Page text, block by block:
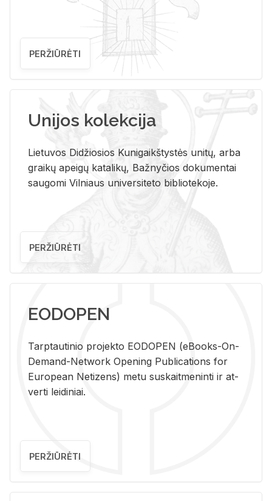
PERŽIŪRĖTI
Unijos kolekcija
Lietuvos Didžiosios Kunigaikštystės unitų, arba
graikų apeigų katalikų, Bažnyčios dokumentai
saugomi Vilniaus universiteto bibliotekoje.
PERŽIŪRĖTI
EODOPEN
Tarp­tau­ti­nio pro­jek­to EO­DO­PEN (eBo­oks-On-
De­mand-Ne­twork Ope­ning Pub­li­ca­tions for
Eu­ro­pe­an Ne­ti­zens) metu su­skait­me­nin­ti ir at­
ver­ti lei­di­niai.
PERŽIŪRĖTI